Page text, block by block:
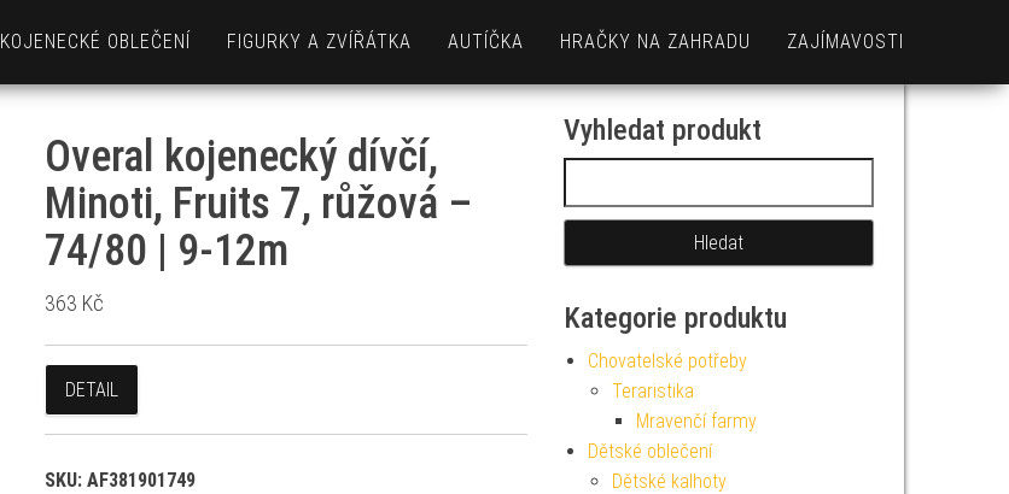
KOJENECKÉ OBLEČENÍ FIGURKY A ZVÍŘÁTKA AUTÍČKA HRAČKY NA ZAHRADU ZAJÍMAVOSTI
Overal kojenecký dívčí,
Minoti, Fruits 7, růžová –
74/80 | 9-12m
363 Kč
DETAIL
SKU: AF381901749
Vyhledat produkt
Kategorie produktu
Chovatelské potřeby
Teraristika
Mravenčí farmy
Dětské oblečení
Dětské kalhoty